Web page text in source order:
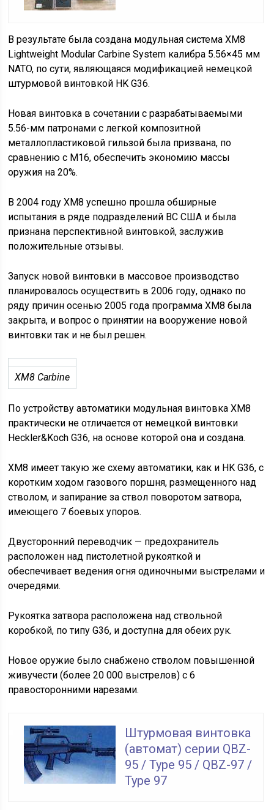
В результате была создана модульная система XM8
Lightweight Modular Carbine System калибра 5.56×45 мм
NATO, по сути, являющаяся модификацией немецкой
штурмовой винтовкой HK G36.
Новая винтовка в сочетании с разрабатываемыми
5.56-мм патронами с легкой композитной
металлопластиковой гильзой была призвана, по
сравнению с М16, обеспечить экономию массы
оружия на 20%.
В 2004 году XM8 успешно прошла обширные
испытания в ряде подразделений ВС США и была
признана перспективной винтовкой, заслужив
положительные отзывы.
Запуск новой винтовки в массовое производство
планировалось осуществить в 2006 году, однако по
ряду причин осенью 2005 года программа XM8 была
закрыта, и вопрос о принятии на вооружение новой
винтовки так и не был решен.
XM8 Carbine
По устройству автоматики модульная винтовка ХМ8
практически не отличается от немецкой винтовки
Heckler&Koch G36, на основе которой она и создана.
ХМ8 имеет такую же схему автоматики, как и HK G36, с
коротким ходом газового поршня, размещенного над
стволом, и запирание за ствол поворотом затвора,
имеющего 7 боевых упоров.
Двусторонний переводчик — предохранитель
расположен над пистолетной рукояткой и
обеспечивает ведения огня одиночными выстрелами и
очередями.
Рукоятка затвора расположена над ствольной
коробкой, по типу G36, и доступна для обеих рук.
Новое оружие было снабжено стволом повышенной
живучести (более 20 000 выстрелов) с 6
правосторонними нарезами.
Штурмовая винтовка
(автомат) серии QBZ-
95 / Type 95 / QBZ-97 /
Type 97